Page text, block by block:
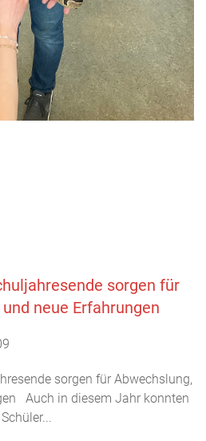
sorgen für
neue Erfahrungen
sorgen für Abwechslung,
Auch in diesem Jahr konnten